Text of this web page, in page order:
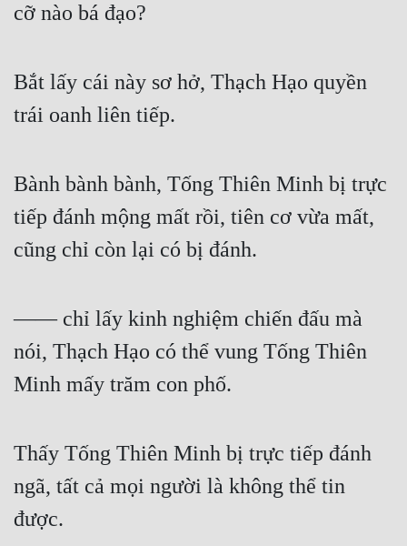
Ngược
Phản Phái
Quan Trường
Sảng Văn
Sắc
Sủng
Tiên Hiệp
Tiểu Thuyết
Trinh Thám
cỡ nào bá đạo?
Bắt lấy cái này sơ hở, Thạch Hạo quyền
trái oanh liên tiếp.
Bành bành bành, Tống Thiên Minh bị trực
tiếp đánh mộng mất rồi, tiên cơ vừa mất,
cũng chỉ còn lại có bị đánh.
—— chỉ lấy kinh nghiệm chiến đấu mà
nói, Thạch Hạo có thể vung Tống Thiên
Minh mấy trăm con phố.
Thấy Tống Thiên Minh bị trực tiếp đánh
ngã, tất cả mọi người là không thể tin
được.